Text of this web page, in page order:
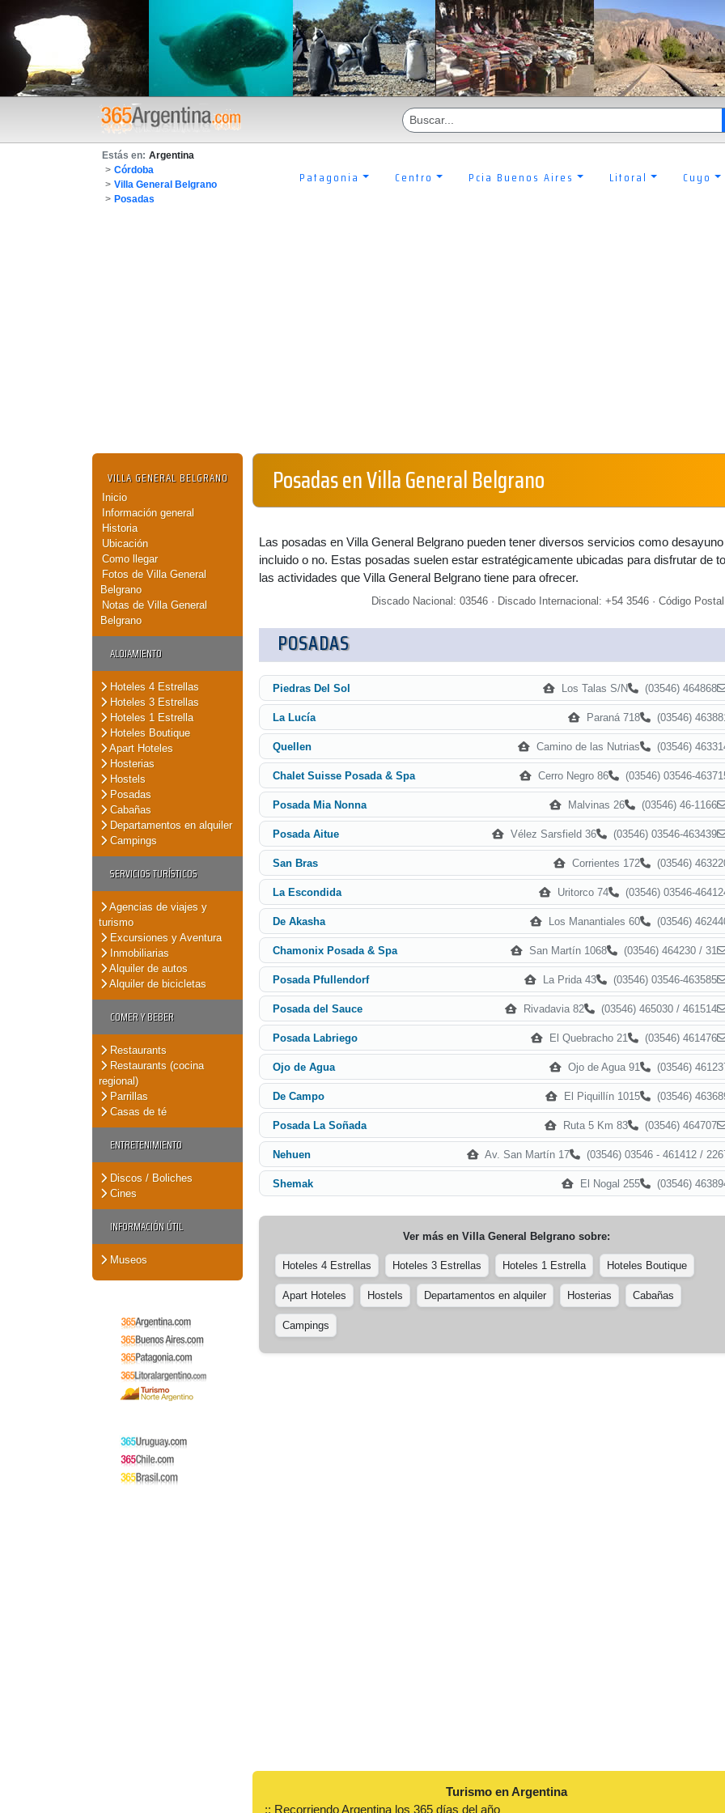
Estás en: Argentina
> Córdoba
> Villa General Belgrano
> Posadas
Patagonia Centro Pcia Buenos Aires Litoral Cuyo
VILLA GENERAL BELGRANO
Inicio
Información general
Historia
Ubicación
Como llegar
Fotos de Villa General
Belgrano
Notas de Villa General
Belgrano
ALOJAMIENTO
Hoteles 4 Estrellas
Hoteles 3 Estrellas
Hoteles 1 Estrella
Hoteles Boutique
Apart Hoteles
Hosterias
Hostels
Posadas
Cabañas
Departamentos en alquiler
Campings
SERVICIOS TURÍSTICOS
Agencias de viajes y
turismo
Excursiones y Aventura
Inmobiliarias
Alquiler de autos
Alquiler de bicicletas
COMER Y BEBER
Restaurants
Restaurants (cocina
regional)
Parrillas
Casas de té
ENTRETENIMIENTO
Discos / Boliches
Cines
INFORMACIÓN ÚTIL
Museos
Posadas en Villa General Belgrano
Las posadas en Villa General Belgrano pueden tener diversos servicios como desayuno
incluido o no. Estas posadas suelen estar estratégicamente ubicadas para disfrutar de
las actividades que Villa General Belgrano tiene para ofrecer.
Discado Nacional: 03546 · Discado Internacional: +54 3546 · Código
POSADAS
Piedras Del Sol Los Talas S/N (03546) 464868
La Lucía Paraná 718 (03546)
Quellen Camino de las Nutrias (03546)
Chalet Suisse Posada & Spa Cerro Negro 86 (03546) 03546-
Posada Mia Nonna Malvinas 26 (03546) 46-1166
Posada Aitue Vélez Sarsfield 36 (03546) 03546-463439
San Bras Corrientes 172 (03546)
La Escondida Uritorco 74 (03546) 03546-
De Akasha Los Manantiales 60 (03546)
Chamonix Posada & Spa San Martín 1068 (03546) 464230 / 31
Posada Pfullendorf La Prida 43 (03546) 03546-463585
Posada del Sauce Rivadavia 82 (03546) 465030 / 461514
Posada Labriego El Quebracho 21 (03546) 461476
Ojo de Agua Ojo de Agua 91 (03546)
De Campo El Piquillín 1015 (03546)
Posada La Soñada Ruta 5 Km 83 (03546) 464707
Nehuen Av. San Martín 17 (03546) 03546 - 461412 /
Shemak El Nogal 255 (03546)
Ver más en Villa General Belgranosobre:
Hoteles 4 Estrellas Hoteles 3 Estrellas Hoteles 1 Estrella Hoteles Boutique
Apart Hoteles Hostels Departamentos en alquiler Hosterias Cabañas
Campings
Turismo en Argentina
:: Recorriendo Argentina los 365 días del año